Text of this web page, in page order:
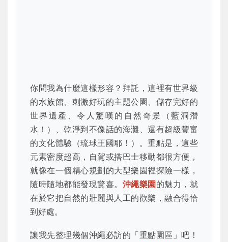
你問我為什麼這樣形容？拜託，這裡有世界級
的水族館、刺激好玩的主題公園、儲存完好的
世界遺產、令人驚嘆的自然奇景（藍洞潛
水！）、乾淨到不像話的海灘、還有超級豐富
的文化體驗（琉球王國耶！）。重點是，這些
元素密度超高，自駕或搭巴士移動都很方便，
就像在一個精心規劃的大型樂園裡探險一樣，
隨時隨地都能發現驚喜。 沖繩樂園 的魅力，就
在於它把自然的壯麗與人工的歡樂，融合得恰
到好處。
讓我先整理幾個沖繩必訪的「重點園區」吧！